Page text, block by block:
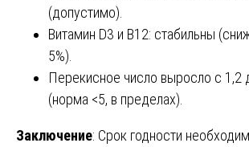
(допустимо).
Витамин D3 и B12: стабильны
5%).
Перекисное число выросло с 1,2
(норма <5, в пределах).
Заключение: Срок годности